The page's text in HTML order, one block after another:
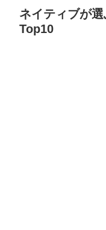
ネイティブが
Top10